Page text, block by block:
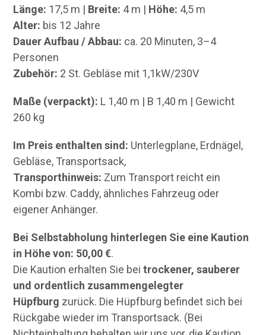
Länge: 17,5 m | Breite: 4 m | Höhe: 4,5 m
Alter: bis 12 Jahre
Dauer Aufbau / Abbau: ca. 20 Minuten, 3–4
Personen
Zubehör: 2 St. Gebläse mit 1,1kW/230V
Maße (verpackt): L 1,40 m | B 1,40 m | Gewicht
260 kg
Im Preis enthalten sind: Unterlegplane, Erdnägel,
Gebläse, Transportsack,
Transporthinweis: Zum Transport reicht ein
Kombi bzw. Caddy, ähnliches Fahrzeug oder
eigener Anhänger.
Bei Selbstabholung hinterlegen Sie eine Kaution
in Höhe von: 50,00 €.
Die Kaution erhalten Sie beitrockener, sauberer
und ordentlich zusammengelegter
Hüpfburg zurück. Die Hüpfburg befindet sich bei
Rückgabe wieder im Transportsack. (Bei